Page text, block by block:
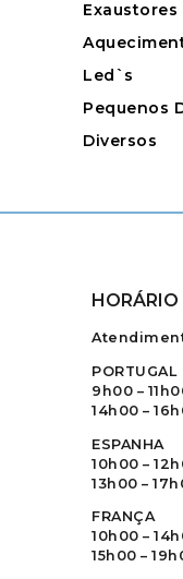
Exaustores
Led`s
Pequenos
Diversos
HORÁRIO
PORTUGAL
9h00 –
14h00 –
ESPANHA
10h00 –
13h00 –
FRANÇA
10h00 –
15h00 –